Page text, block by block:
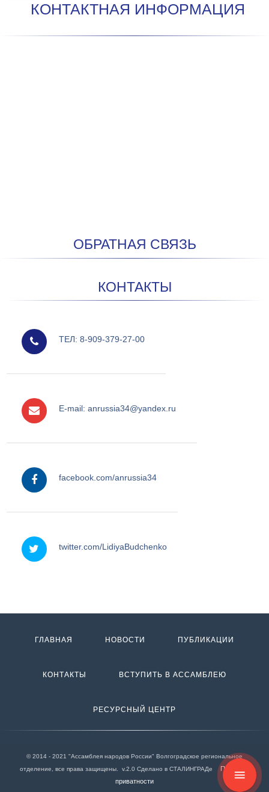
КОНТАКТНАЯ ИНФОРМАЦИЯ
ОБРАТНАЯ СВЯЗЬ
КОНТАКТЫ
ТЕЛ: 8-909-379-27-00
E-mail: anrussia34@yandex.ru
facebook.com/anrussia34
twitter.com/LidiyaBudchenko
ГЛАВНАЯ НОВОСТИ ПУБЛИКАЦИИ
КОНТАКТЫ ВСТУПИТЬ В АССАМБЛЕЮ
РЕСУРСНЫЙ ЦЕНТР
© 2014 - 2021 "Ассамблея народов России" Волгоградское региональное
отделение, все права защищены. v.2.0 Сделано в СТАЛИНГРАДе Политика
приватности
menu